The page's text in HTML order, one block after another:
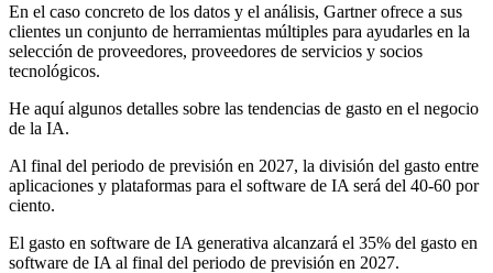
En el caso concreto de los datos y el análisis, Gartner ofrece a sus
clientes un conjunto de herramientas múltiples para ayudarles en la
selección de proveedores, proveedores de servicios y socios
tecnológicos.
He aquí algunos detalles sobre las tendencias de gasto en el negocio
de la IA.
Al final del periodo de previsión en 2027, la división del gasto entre
aplicaciones y plataformas para el software de IA será del 40-60 por
ciento.
El gasto en software de IA generativa alcanzará el 35% del gasto en
software de IA al final del periodo de previsión en 2027.